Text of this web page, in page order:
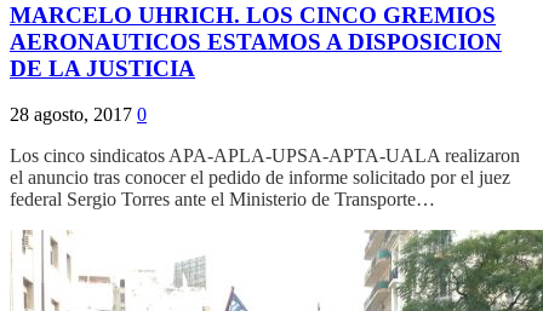
MARCELO UHRICH. LOS CINCO GREMIOS
AERONAUTICOS ESTAMOS A DISPOSICION
DE LA JUSTICIA
28 agosto, 2017 0
Los cinco sindicatos APA-APLA-UPSA-APTA-UALA realizaron
el anuncio tras conocer el pedido de informe solicitado por el juez
federal Sergio Torres ante el Ministerio de Transporte…